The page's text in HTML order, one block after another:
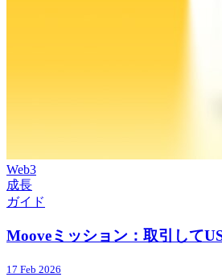
Web3
成長
ガイド
Mooveミッション：取引して
17 Feb 2026